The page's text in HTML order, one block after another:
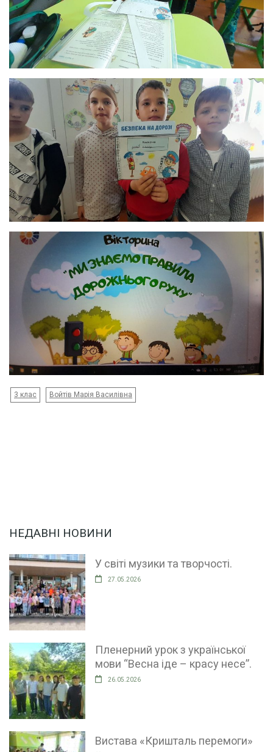
3 клас Войтів Марія Василівна
НЕДАВНІ НОВИНИ
У світі музики та творчості.
27.05.2026
Пленерний урок з української
мови “Весна іде – красу несе”.
26.05.2026
Вистава «Кришталь перемоги»